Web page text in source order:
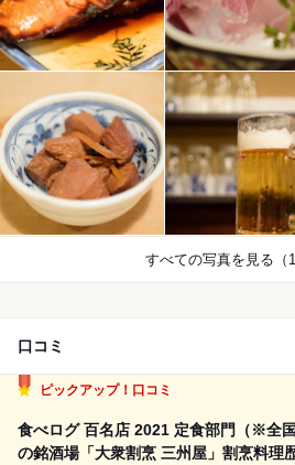
すべての写真を見る（
口コミ
ピックアップ！口コミ
食べログ 百名店 2021 定食部門（※全
の銘酒場「大衆割烹 三州屋」割烹料理